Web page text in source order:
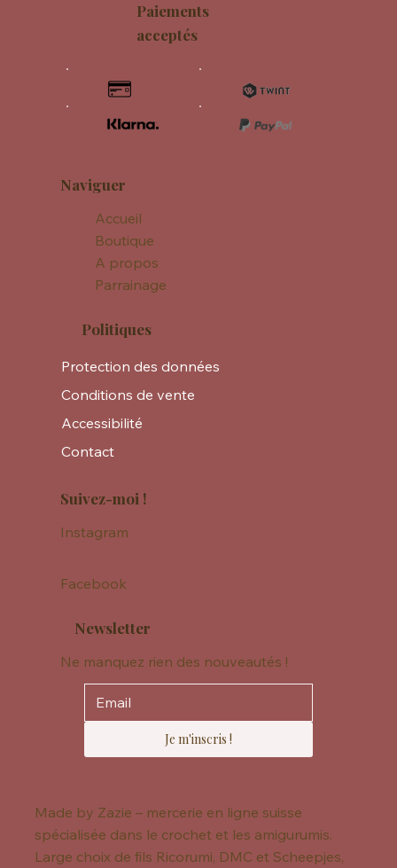
Naviguer
Accueil
Boutique
A propos
Parrainage
Politiques
Protection des données
Conditions de vente
Accessibilité
Contact
Suivez-moi !
Instagram
Facebook
Newsletter
Ne manquez rien des nouveautés !
Je m'inscris !
Made by Zazie – mercerie en ligne suisse
spécialisée dans le crochet et les amigurumis.
Large choix de fils Ricorumi, DMC et Scheepjes,
Paiements
acceptés